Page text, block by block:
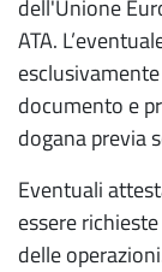
dell'Unione
ATA.
documento e
dogana previa
Eventuali
essere
delle